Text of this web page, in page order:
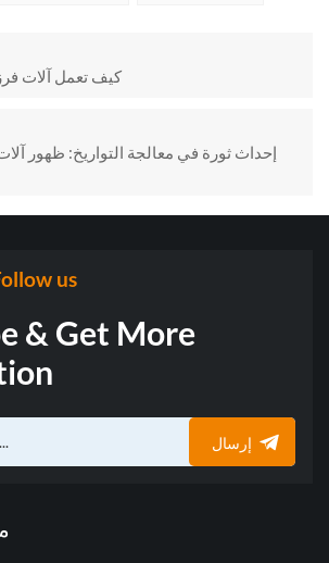
كيف تعمل آلات
إحداث ثورة في معالجة التواريخ: ظهور
us
& Get More
إرسال